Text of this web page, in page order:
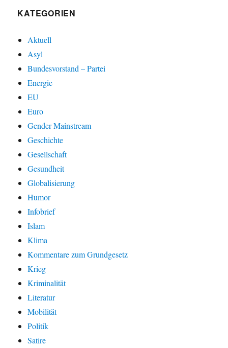
KATEGORIEN
Aktuell
Asyl
Bundesvorstand – Partei
Energie
EU
Euro
Gender Mainstream
Geschichte
Gesellschaft
Gesundheit
Globalisierung
Humor
Infobrief
Islam
Klima
Kommentare zum Grundgesetz
Krieg
Kriminalität
Literatur
Mobilität
Politik
Satire